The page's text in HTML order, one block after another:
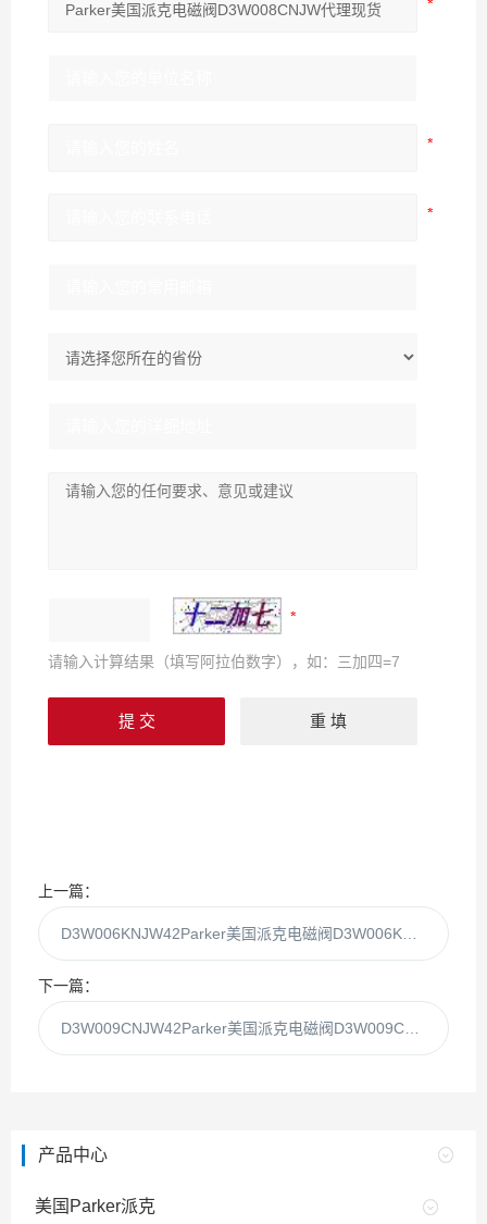
请输入计算结果（填写阿拉伯数字），如：三加四=7
上一篇：
下一篇：
产品中心
美国Parker派克